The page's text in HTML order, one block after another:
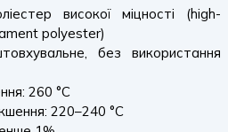
високої міцності (high-
polyester)
без використання
260 °C
220–240 °C